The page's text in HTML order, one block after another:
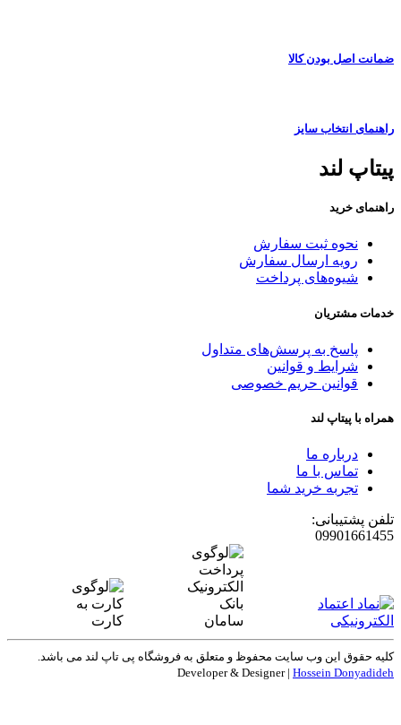
ضمانت اصل بودن کالا
راهنمای انتخاب سایز
پیتاپ لند
راهنمای خرید
نحوه ثبت سفارش
رویه ارسال سفارش
شیوه‌های پرداخت
خدمات مشتریان
پاسخ به پرسش‌های متداول
شرایط و قوانین
قوانین حریم خصوصی
همراه با پیتاپ لند
درباره ما
تماس با ما
تجربه خرید شما
تلفن پشتیبانی:
09901661455
کلیه حقوق این وب سایت محفوظ و متعلق به فروشگاه پی تاپ لند می باشد.
Developer & Designer | Hossein Donyadideh